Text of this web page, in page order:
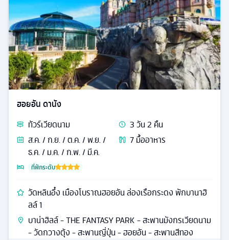
ฮอยอัน ดานัง
ทัวร์เวียดนาม 3วัน2 คืน
ส.ค. / ก.ย. / ต.ค. / พ.ย. /
ธ.ค. / ม.ค. / ก.พ. / มี.ค.
7มื้ออาหาร
ที่พักระดับ
วัดหลินอึ๋ง เมืองโบราณฮอยอัน ล่องเรือกระดง พักบานาฮิ
ลล์ 1
บาน่าฮิลล์ - THE FANTASY PARK - สะพานมังกรเวียดนาม
- วัดกวางตุ้ง - สะพานญี่ปุ่น - ฮอยอัน - สะพานสีทอง